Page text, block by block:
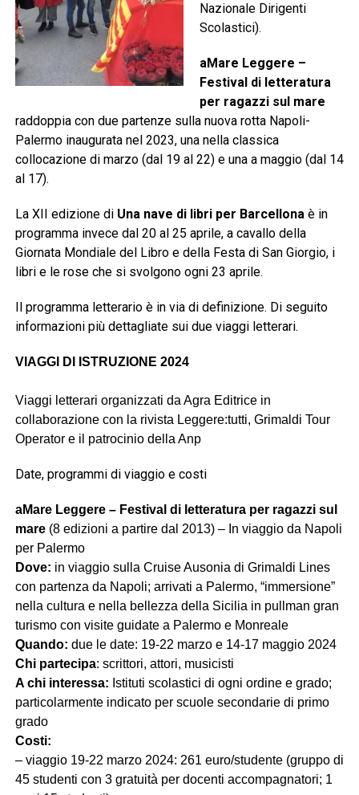
Nazionale Dirigenti
Scolastici).
aMare Leggere –
Festival di letteratura
per ragazzi sul mare
raddoppia con due partenze sulla nuova rotta Napoli-
Palermo inaugurata nel 2023, una nella classica
collocazione di marzo (dal 19 al 22) e una a maggio (dal 14
al 17).
La XII edizione di Una nave di libri per Barcellonaè in
programma invece dal 20 al 25 aprile, a cavallo della
Giornata Mondiale del Libro e della Festa di San Giorgio, i
libri e le rose che si svolgono ogni 23 aprile.
Il programma letterario è in via di definizione. Di seguito
informazioni più dettagliate sui due viaggi letterari.
VIAGGI DI ISTRUZIONE 2024
Viaggi letterari organizzati da Agra Editrice in
collaborazione con la rivista Leggere:tutti, Grimaldi Tour
Operator e il patrocinio della Anp
Date, programmi di viaggio e costi
aMare Leggere – Festival di letteratura per ragazzi sul
mare(8 edizioni a partire dal 2013) – In viaggio da Napoli
per Palermo
Dove: in viaggio sulla Cruise Ausonia di Grimaldi Lines
con partenza da Napoli; arrivati a Palermo, “immersione”
nella cultura e nella bellezza della Sicilia in pullman gran
turismo con visite guidate a Palermo e Monreale
Quando: due le date: 19-22 marzo e 14-17 maggio 2024
Chi partecipa: scrittori, attori, musicisti
A chi interessa: Istituti scolastici di ogni ordine e grado;
particolarmente indicato per scuole secondarie di primo
grado
Costi:
– viaggio 19-22 marzo 2024: 261 euro/studente (gruppo di
45 studenti con 3 gratuità per docenti accompagnatori; 1